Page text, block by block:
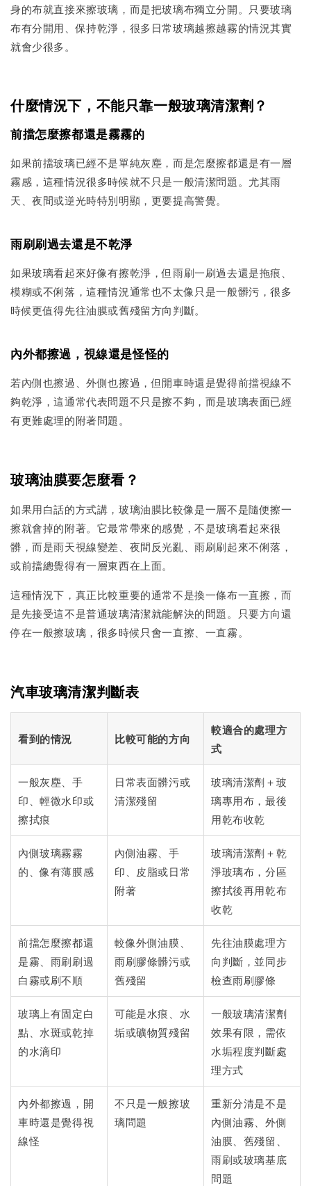
身的布就直接來擦玻璃，而是把玻璃布獨立分開。只要玻璃
布有分開用、保持乾淨，很多日常玻璃越擦越霧的情況其實
就會少很多。
什麼情況下，不能只靠一般玻璃清潔劑？
前擋怎麼擦都還是霧霧的
如果前擋玻璃已經不是單純灰塵，而是怎麼擦都還是有一層
霧感，這種情況很多時候就不只是一般清潔問題。尤其雨
天、夜間或逆光時特別明顯，更要提高警覺。
雨刷刷過去還是不乾淨
如果玻璃看起來好像有擦乾淨，但雨刷一刷過去還是拖痕、
模糊或不俐落，這種情況通常也不太像只是一般髒污，很多
時候更值得先往油膜或舊殘留方向判斷。
內外都擦過，視線還是怪怪的
若內側也擦過、外側也擦過，但開車時還是覺得前擋視線不
夠乾淨，這通常代表問題不只是擦不夠，而是玻璃表面已經
有更難處理的附著問題。
玻璃油膜要怎麼看？
如果用白話的方式講，玻璃油膜比較像是一層不是隨便擦一
擦就會掉的附著。它最常帶來的感覺，不是玻璃看起來很
髒，而是雨天視線變差、夜間反光亂、雨刷刷起來不俐落，
或前擋總覺得有一層東西在上面。
這種情況下，真正比較重要的通常不是換一條布一直擦，而
是先接受這不是普通玻璃清潔就能解決的問題。只要方向還
停在一般擦玻璃，很多時候只會一直擦、一直霧。
汽車玻璃清潔判斷表
看到的情況 比較可能的方向
較適合的處理方
式
一般灰塵、手
印、輕微水印或
擦拭痕
日常表面髒污或
清潔殘留
玻璃清潔劑＋玻
璃專用布，最後
用乾布收乾
內側玻璃霧霧
的、像有薄膜感
內側油霧、手
印、皮脂或日常
附著
玻璃清潔劑＋乾
淨玻璃布，分區
擦拭後再用乾布
收乾
前擋怎麼擦都還
是霧、雨刷刷過
白霧或刷不順
較像外側油膜、
雨刷膠條髒污或
舊殘留
先往油膜處理方
向判斷，並同步
檢查雨刷膠條
玻璃上有固定白
點、水斑或乾掉
的水滴印
可能是水痕、水
垢或礦物質殘留
一般玻璃清潔劑
效果有限，需依
水垢程度判斷處
理方式
內外都擦過，開
車時還是覺得視
線怪
不只是一般擦玻
璃問題
重新分清是不是
內側油霧、外側
油膜、舊殘留、
雨刷或玻璃基底
問題